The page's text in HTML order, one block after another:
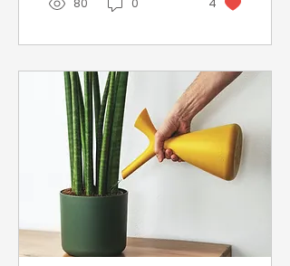
Bitkiler, ışık, sıcaklık ve
göre farklı ihtiyaçlar
etmen gereken temel
noktalar: